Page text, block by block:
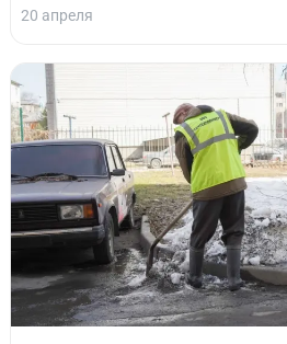
20 апреля